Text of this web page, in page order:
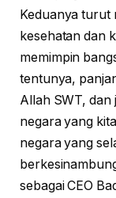
Keduanya turut
kesehatan dan
memimpin
tentunya,
Allah SWT, dan
negara yang
negara yang
sebagai CEO